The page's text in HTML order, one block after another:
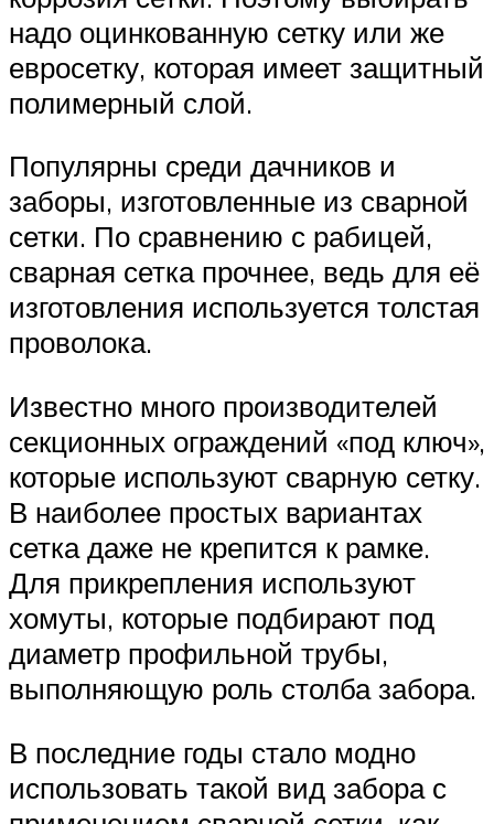
надо оцинкованную сетку или же
евросетку, которая имеет защитный
полимерный слой.
Популярны среди дачников и
заборы, изготовленные из сварной
сетки. По сравнению с рабицей,
сварная сетка прочнее, ведь для её
изготовления используется толстая
проволока.
Известно много производителей
секционных ограждений «под ключ»,
которые используют сварную сетку.
В наиболее простых вариантах
сетка даже не крепится к рамке.
Для прикрепления используют
хомуты, которые подбирают под
диаметр профильной трубы,
выполняющую роль столба забора.
В последние годы стало модно
использовать такой вид забора с